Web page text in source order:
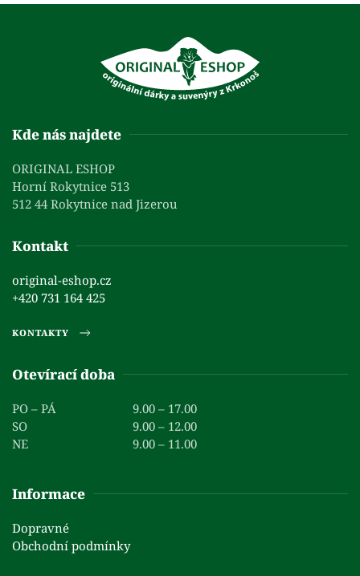
Kde nás najdete
ORIGINAL ESHOP
Horní Rokytnice 513
512 44 Rokytnice nad Jizerou
Kontakt
original-eshop.cz
+420 731 164 425
KONTAKTY
Otevírací doba
PO – PÁ
9.00 – 17.00
SO
9.00 – 12.00
NE
9.00 – 11.00
Informace
Dopravné
Obchodní podmínky